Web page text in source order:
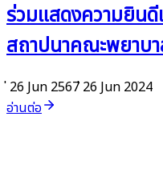
ร่วมแสดงความยินดี
สถาปนาคณะพยาบ
่ 26 Jun 2567 ่ 26 Jun 2024
อ่านต่อ